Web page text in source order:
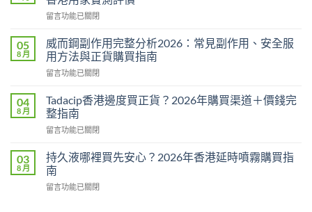
用
法
量
完
整
教
幾
時
食
多？
正
確
在
馬
糖
Hamer
效
真
相：
有
用
是
心
作
留言功能已關閉
05
8 月
威而鋼副作用完整分析2026：常見副作用、安全服
用方法與正貨購買指南
在
而
鋼
副
作
完
整
分
析
留言功能已關閉
04
8 月
Tadacip香港邊度買正貨？2026年購買渠道＋價錢完
整指南
在
香
港
邊
度
留言功能已關閉
03
8 月
持久液哪裡買先安心？2026年香港延時噴霧購買指
南
在
留言功能已關閉